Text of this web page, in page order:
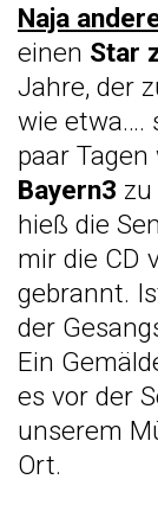
Naja
einen Star
Jahre, der
wie etwa….
paar
Bayern3 zu
hieß die
mir die CD
gebrannt.
der
Ein
es vor der
unserem
Ort.